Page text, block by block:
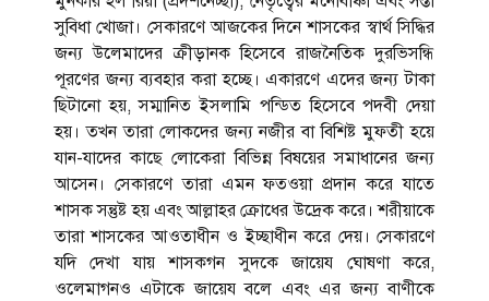
সুবিধা খোজা। সেকারণে আজকের দিনে শাসকের স্বার্থ সিদ্ধির
জন্য উলেমাদের ক্রীড়ানক হিসেবে রাজনৈতিক দুরভিসন্ধি
পূরণের জন্য ব্যবহার করা হচ্ছে। একারণে এদের জন্য টাকা
ছিটানো হয়, সম্মানিত ইসলামি পন্ডিত হিসেবে পদবী দেয়া
হয়। তখন তারা লোকদের জন্য নজীর বা বিশিষ্ট মুফতী হয়ে
যান-যাদের কাছে লোকেরা বিভিন্ন বিষয়ের সমাধানের জন্য
আসেন। সেকারণে তারা এমন ফতওয়া প্রদান করে যাতে
শাসক সন্তুষ্ট হয় এবং আল্লাহর ক্রোধের উদ্রেক করে। শরীয়াকে
তারা শাসকের আওতাধীন ও ইচ্ছাধীন করে দেয়। সেকারণে
যদি দেখা যায় শাসকগন সুদকে জায়েয ঘোষণা করে,
ওলেমাগনও এটাকে জায়েয বলে এবং এর জন্য বাণীকে